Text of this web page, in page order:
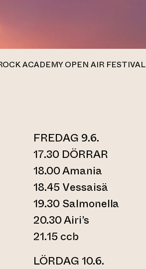
ACADEMY OPEN AIR FESTIVAL
FREDAG 9.6.
17.30 DÖRRAR
18.00 Amania
18.45 Vessaisä
19.30 Salmonella
20.30 Airi’s
21.15 ccb
LÖRDAG 10.6.